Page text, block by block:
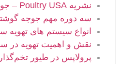
نشریه Poultry USA – جولای/آگوست 2024
سه دوره مهم جوجه
انواع سیستم های تهویه
نقش و اهميت تهویه در
پرولاپس در طیور تخم‌گذار